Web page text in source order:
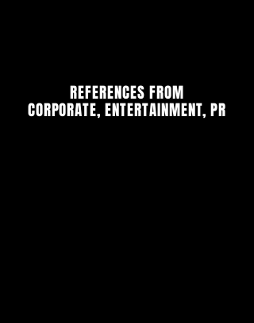
REFERENCES FROM
CORPORATE, ENTERTAINMENT, PR